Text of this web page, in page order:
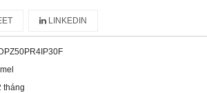
LINKEDIN
tháng